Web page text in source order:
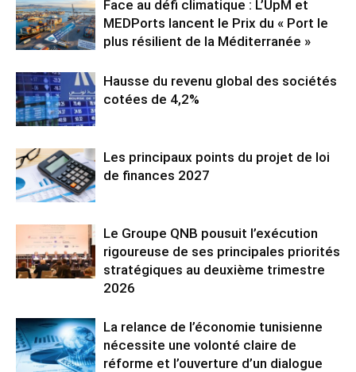
Face au défi climatique : L’UpM et
MEDPorts lancent le Prix du « Port le
plus résilient de la Méditerranée »
Hausse du revenu global des sociétés
cotées de 4,2%
Les principaux points du projet de loi
de finances 2027
Le Groupe QNB pousuit l’exécution
rigoureuse de ses principales priorités
stratégiques au deuxième trimestre
2026
La relance de l’économie tunisienne
nécessite une volonté claire de
réforme et l’ouverture d’un dialogue